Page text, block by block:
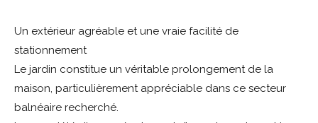
Un extérieur agréable et une vraie facilité de
stationnement
Le jardin constitue un véritable prolongement de la
maison, particulièrement appréciable dans ce secteur
balnéaire recherché.